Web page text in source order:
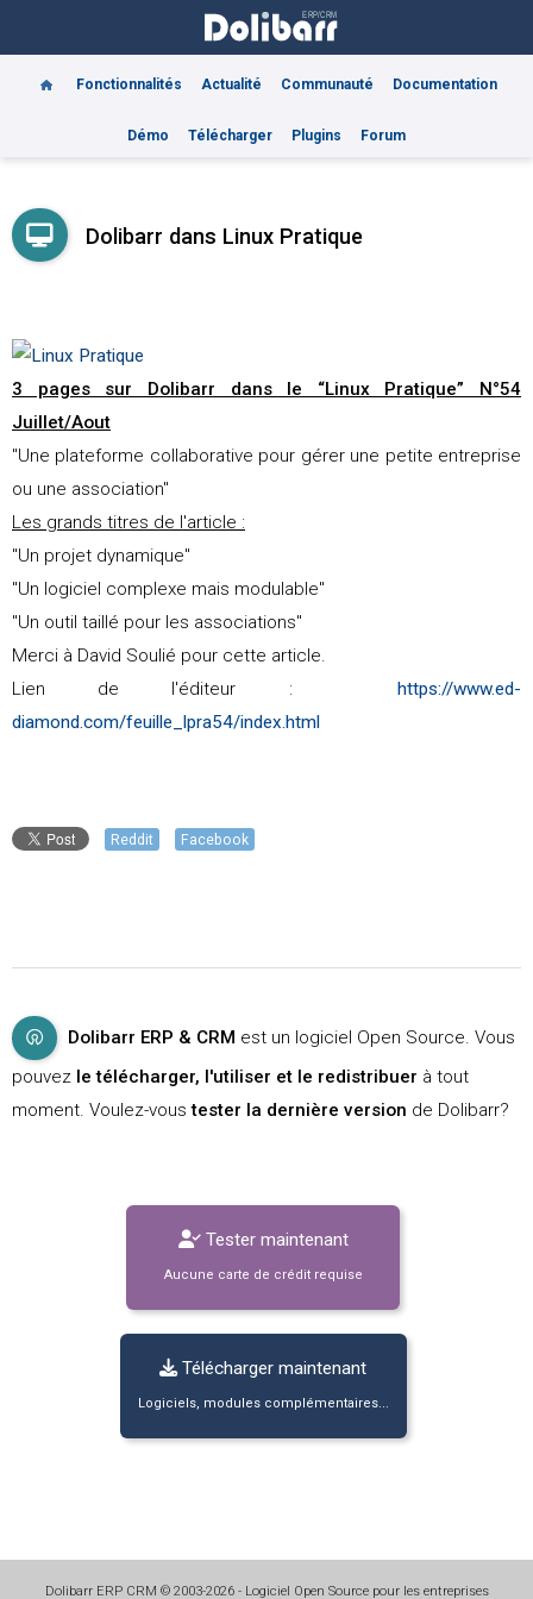
Fonctionnalités Actualité Communauté Documentation
Démo Télécharger Plugins Forum
Dolibarr dans Linux Pratique
3 pages sur Dolibarr dans le “Linux Pratique” N°54
Juillet/Aout
"Une plateforme collaborative pour gérer une petite entreprise
ou une association"
Les grands titres de l'article :
"Un projet dynamique"
"Un logiciel complexe mais modulable"
"Un outil taillé pour les associations"
Merci à David Soulié pour cette article.
Lien de l'éditeur :
https://www.ed-
diamond.com/feuille_lpra54/index.html
Reddit Facebook
Dolibarr ERP & CRM est un logiciel Open Source. Vous
pouvez le télécharger, l'utiliser et le redistribuer à tout
moment. Voulez-voustester la dernière version de Dolibarr?
Tester maintenant
Aucune carte de crédit requise
Télécharger maintenant
Logiciels, modules complémentaires...
Dolibarr ERP CRM © 2003-2026- Logiciel Open Source pour les entreprises